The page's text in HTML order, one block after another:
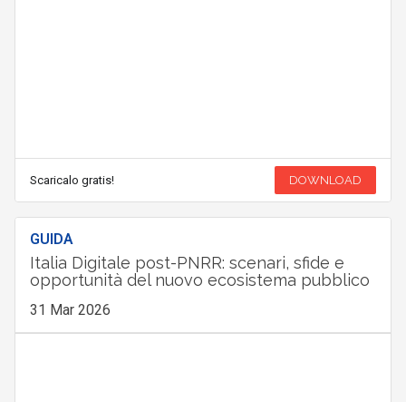
Scaricalo gratis! DOWNLOAD
GUIDA
Italia Digitale post-PNRR: scenari, sfide e
opportunità del nuovo ecosistema pubblico
31 Mar 2026